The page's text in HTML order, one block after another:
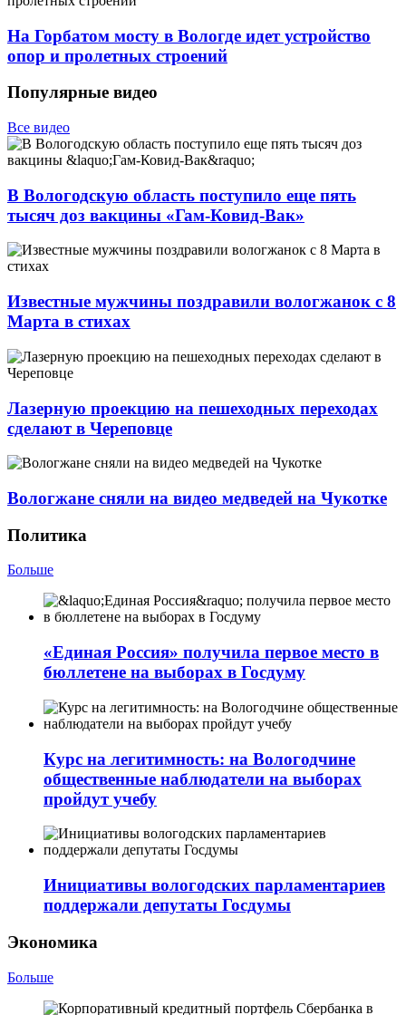
На Горбатом мосту в Вологде идет устройство
опор и пролетных строений
Популярные видео
Все видео
В Вологодскую область поступило еще пять
тысяч доз вакцины «Гам-Ковид-Вак»
Известные мужчины поздравили вологжанок с 8
Марта в стихах
Лазерную проекцию на пешеходных переходах
сделают в Череповце
Вологжане сняли на видео медведей на Чукотке
Политика
Больше
«Единая Россия» получила первое место в
бюллетене на выборах в Госдуму
Курс на легитимность: на Вологодчине
общественные наблюдатели на выборах
пройдут учебу
Инициативы вологодских парламентариев
поддержали депутаты Госдумы
Экономика
Больше